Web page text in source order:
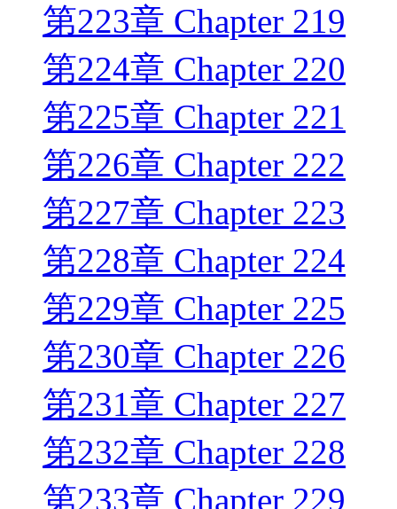
第223章 Chapter 219
第224章 Chapter 220
第225章 Chapter 221
第226章 Chapter 222
第227章 Chapter 223
第228章 Chapter 224
第229章 Chapter 225
第230章 Chapter 226
第231章 Chapter 227
第232章 Chapter 228
第233章 Chapter 229